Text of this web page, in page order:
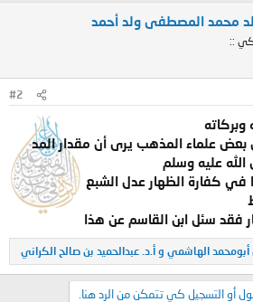
محمد المصطفى ولد أحمد
::
#2
وبركاته
بعض علماء المذهب يرى أن مقدار المد
عليه وسلم
في كفارة الظهار عدل الشبع
فقد سئل ابن القاسم عن هذا
الهاشمي و أ.د. عبدالحميد بن صالح الكراني
أو التسجيل كي تتمكن من الرد هنا.